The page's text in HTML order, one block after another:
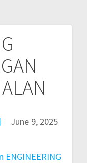
June 9, 2025
ENGINEERING